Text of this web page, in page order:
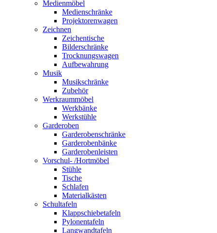
Medienmöbel
Medienschränke
Projektorenwagen
Zeichnen
Zeichentische
Bilderschränke
Trocknungswagen
Aufbewahrung
Musik
Musikschränke
Zubehör
Werkraummöbel
Werkbänke
Werkstühle
Garderoben
Garderobenschränke
Garderobenbänke
Garderobenleisten
Vorschul- /Hortmöbel
Stühle
Tische
Schlafen
Materialkästen
Schultafeln
Klappschiebetafeln
Pylonentafeln
Langwandtafeln